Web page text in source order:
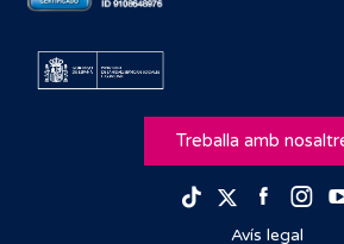
Treballa amb
TikTokTwitter
Avís legal